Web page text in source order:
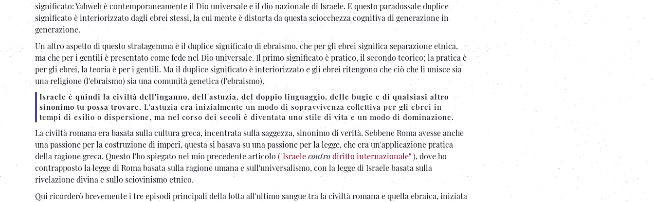
significato: Yahweh è contemporaneamente il Dio universale e il dio nazionale di Israele. E questo paradossale duplice
significato è interiorizzato dagli ebrei stessi, la cui mente è distorta da questa sciocchezza cognitiva di generazione in
generazione.
Un altro aspetto di questo stratagemma è il duplice significato di ebraismo, che per gli ebrei significa separazione etnica,
ma che per i gentili è presentato come fede nel Dio universale. Il primo significato è pratico, il secondo teorico; la pratica è
per gli ebrei, la teoria è per i gentili. Ma il duplice significato è interiorizzato e gli ebrei ritengono che ciò che li unisce sia
una religione (l'ebraismo) sia una comunità genetica (l'ebraismo).
Israele è quindi la civiltà dell'inganno, dell'astuzia, del doppio linguaggio, delle bugie e di qualsiasi altro
sinonimo tu possa trovare. L'astuzia era inizialmente un modo di sopravvivenza collettiva per gli ebrei in
tempi di esilio o dispersione, ma nel corso dei secoli è diventata uno stile di vita e un modo di dominazione.
La civiltà romana era basata sulla cultura greca, incentrata sulla saggezza, sinonimo di verità. Sebbene Roma avesse anche
una passione per la costruzione di imperi, questa si basava su una passione per la legge, che era un'applicazione pratica
della ragione greca. Questo l'ho spiegato nel mio precedente articolo ("Israelecontrodiritto internazionale" ), dove ho
contrapposto la legge di Roma basata sulla ragione umana e sull'universalismo, con la legge di Israele basata sulla
rivelazione divina e sullo sciovinismo etnico.
Qui ricorderò brevemente i tre episodi principali della lotta all'ultimo sangue tra la civiltà romana e quella ebraica, iniziata